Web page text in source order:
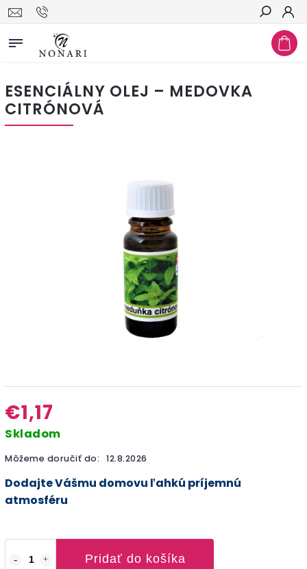
Hľadať
ESENCIÁLNY OLEJ – MEDOVKA
CITRÓNOVÁ
€1,17
Skladom
Môžeme doručiť do: 12.8.2026
Pridať do košíka
Dodajte Vášmu domovu ľahkú príjemnú
atmosféru